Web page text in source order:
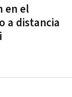
en el
a distancia